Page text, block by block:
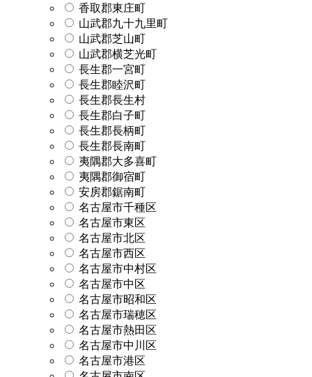
香取郡東庄町
山武郡九十九里町
山武郡芝山町
山武郡横芝光町
長生郡一宮町
長生郡睦沢町
長生郡長生村
長生郡白子町
長生郡長柄町
長生郡長南町
夷隅郡大多喜町
夷隅郡御宿町
安房郡鋸南町
名古屋市千種区
名古屋市東区
名古屋市北区
名古屋市西区
名古屋市中村区
名古屋市中区
名古屋市昭和区
名古屋市瑞穂区
名古屋市熱田区
名古屋市中川区
名古屋市港区